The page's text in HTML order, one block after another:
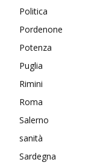
Politica
Pordenone
Potenza
Puglia
Rimini
Roma
Salerno
sanità
Sardegna